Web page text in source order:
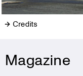
Credits
Magazine